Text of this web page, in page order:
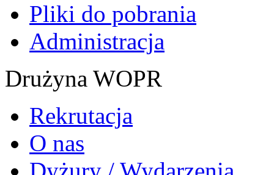
Pliki do pobrania
Administracja
Drużyna WOPR
Rekrutacja
O nas